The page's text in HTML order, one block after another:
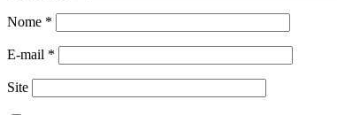
Nome *
E-mail *
Site